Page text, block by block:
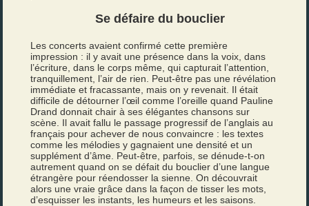
Se défaire du bouclier
Les concerts avaient confirmé cette première
impression : il y avait une présence dans la voix, dans
l’écriture, dans le corps même, qui capturait l’attention,
tranquillement, l’air de rien. Peut-être pas une révélation
immédiate et fracassante, mais on y revenait. Il était
difficile de détourner l’œil comme l’oreille quand Pauline
Drand donnait chair à ses élégantes chansons sur
scène. Il avait fallu le passage progressif de l’anglais au
français pour achever de nous convaincre : les textes
comme les mélodies y gagnaient une densité et un
supplément d’âme. Peut-être, parfois, se dénude-t-on
autrement quand on se défait du bouclier d’une langue
étrangère pour réendosser la sienne. On découvrait
alors une vraie grâce dans la façon de tisser les mots,
d’esquisser les instants, les humeurs et les saisons.